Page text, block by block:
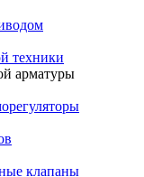
техники
арматуры
клапаны